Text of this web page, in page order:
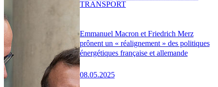
Emmanuel Macron et Friedrich Merz
prônent un « réalignement » des politiques
énergétiques française et allemande
08.05.2025
TRANSPORT